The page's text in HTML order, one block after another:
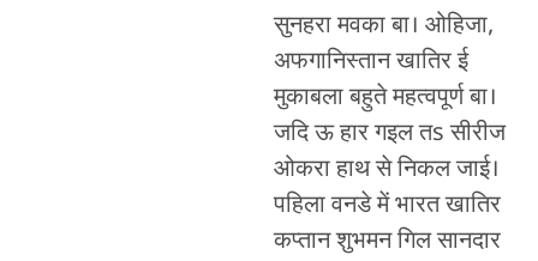
सुनहरा मवका बा। ओहिजा,
अफगानिस्तान खातिर ई
मुकाबला बहुते महत्वपूर्ण बा।
जदि ऊ हार गइल तs सीरीज
ओकरा हाथ से निकल जाई।
पहिला वनडे में भारत खातिर
कप्तान शुभमन गिल सानदार